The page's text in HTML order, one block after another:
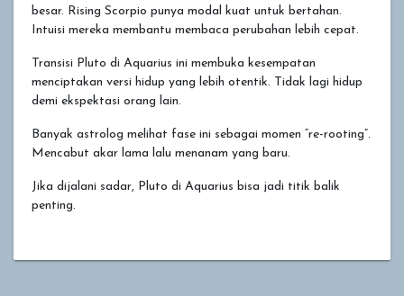
besar. Rising Scorpio punya modal kuat untuk bertahan.
Intuisi mereka membantu membaca perubahan lebih cepat.
Transisi Pluto di Aquarius ini membuka kesempatan
menciptakan versi hidup yang lebih otentik. Tidak lagi hidup
demi ekspektasi orang lain.
Banyak astrolog melihat fase ini sebagai momen “re-rooting”.
Mencabut akar lama lalu menanam yang baru.
Jika dijalani sadar, Pluto di Aquarius bisa jadi titik balik
penting.